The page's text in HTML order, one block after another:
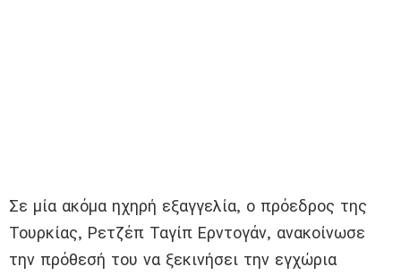
Σε μία ακόμα ηχηρή εξαγγελία, ο πρόεδρος της
Τουρκίας, Ρετζέπ Ταγίπ Ερντογάν, ανακοίνωσε
την πρόθεσή του να ξεκινήσει την εγχώρια